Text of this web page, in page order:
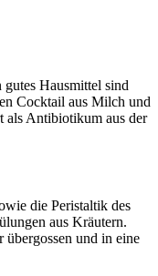
Hausmittel sind
Cocktail aus Milch und
als Antibiotikum aus der
die Peristaltik des
aus Kräutern.
und in eine